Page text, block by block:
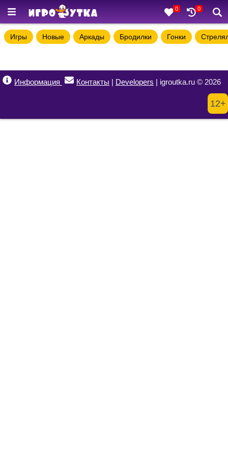
0 0
Игры Новые Аркады Бродилки Гонки
Информация Контакты | Developers | igroutka.ru © 2026
12+